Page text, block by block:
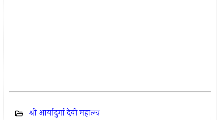
श्री आर्यादुर्गा देवी महात्म्य